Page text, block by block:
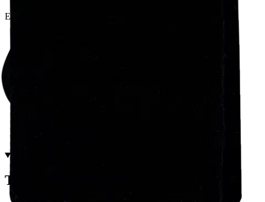
Etu ei koske Suuri‑lisäpalvelulla toimitettavia tuotteita.
Tuotekuvaus